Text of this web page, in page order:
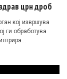
црн дроб
коj извршува
ги обработува